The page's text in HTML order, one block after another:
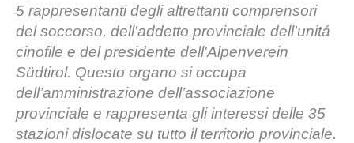
La storia
5 rappresentanti degli altrettanti comprensori
del soccorso, dell'addetto provinciale dell'unitá
cinofile e del presidente dell'Alpenverein
Südtirol. Questo organo si occupa
dell’amministrazione dell’associazione
provinciale e rappresenta gli interessi delle 35
stazioni dislocate su tutto il territorio provinciale.